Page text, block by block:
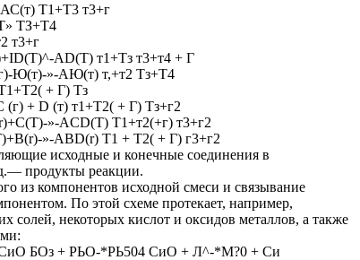
Т1+Т3 т3+г
ТЗ+Т4
т3+г
AD(T) т1+Тз т3+т4 + Г
Ю(т)-»-АЮ(т) т,+т2 Тз+Т4
+ Г) Тз
+ D (т) т1+Т2( + Г) Тз+г2
»-ACD(T) Т1+т2(+г) т3+г2
»-ABD(r) Т1 + Т2( + Г) г3+г2
исходные и конечные соединения в
продукты реакции.
из компонентов исходной смеси и связывание
По этой схеме протекает, например,
солей, некоторых кислот и оксидов металлов, а также
БОз + РЬО-*РЬ504 СиО + Л^-*М?0 + Си